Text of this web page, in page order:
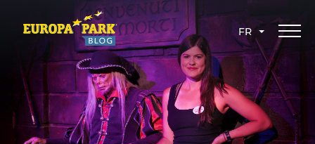
FR